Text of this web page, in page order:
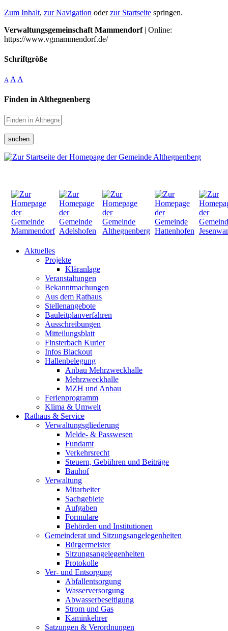
Zum Inhalt, zur Navigation oderzur Startseite springen.
Verwaltungsgemeinschaft Mammendorf| Online:
https://www.vgmammendorf.de/
Schriftgröße
A A A
Finden in Althegnenberg
suchen
Aktuelles
Projekte
Kläranlage
Veranstaltungen
Bekanntmachungen
Aus dem Rathaus
Stellenangebote
Bauleitplanverfahren
Ausschreibungen
Mitteilungsblatt
Finsterbach Kurier
Infos Blackout
Hallenbelegung
Anbau Mehrzweckhalle
Mehrzweckhalle
MZH und Anbau
Ferienprogramm
Klima & Umwelt
Rathaus & Service
Verwaltungsgliederung
Melde- & Passwesen
Fundamt
Verkehrsrecht
Steuern, Gebühren und Beiträge
Bauhof
Verwaltung
Mitarbeiter
Sachgebiete
Aufgaben
Formulare
Behörden und Institutionen
Gemeinderat und Sitzungsangelegenheiten
Bürgermeister
Sitzungsangelegenheiten
Protokolle
Ver- und Entsorgung
Abfallentsorgung
Wasserversorgung
Abwasserbeseitigung
Strom und Gas
Kaminkehrer
Satzungen & Verordnungen